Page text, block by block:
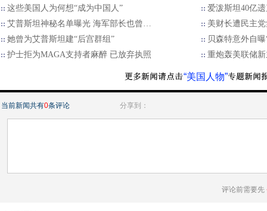
这些美国人为何想“成为中国人”
爱泼斯坦40亿
艾普斯坦神秘名单曝光 海军部长也曾…
美财长遭民主
她曾为艾普斯坦建“后宫群组”
贝森特意外自
护士拒为MAGA支持者麻醉 已放弃执照
重炮轰美联储
“美国人物”
当前新闻共有0条评论 分享到：
评论前需要先